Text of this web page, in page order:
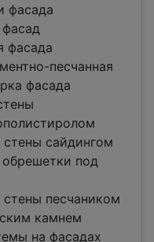
фасада
фасада
песчанная
фасада
сайдингом
под
песчаником
камнем
на фасадах